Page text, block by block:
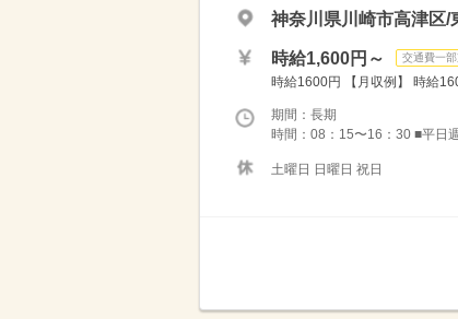
神奈川県川崎市高津区/
時給1,600円～ 交通費一
時給1600円 【月収例】 時給
期間：長期
時間：08：15〜16：30 ■平日
土曜日 日曜日 祝日